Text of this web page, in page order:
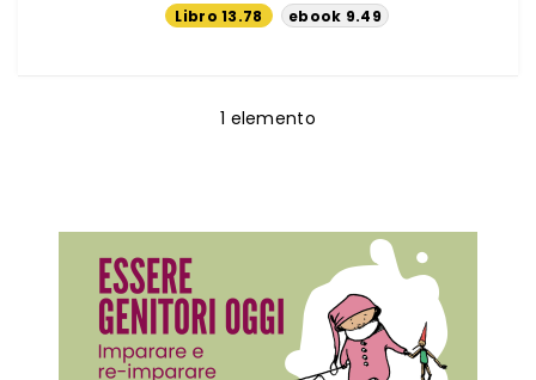
Libro 13.78
ebook 9.49
1 elemento